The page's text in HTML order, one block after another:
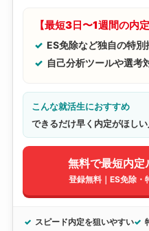
【最短3日〜1週間の内定
ES免除など独自の特
自己分析ツールや選考
こんな就活生におすすめ
できるだけ早く内定がほし
無料で最短内定
登録無料｜ES免除・
スピード内定を狙いやすい